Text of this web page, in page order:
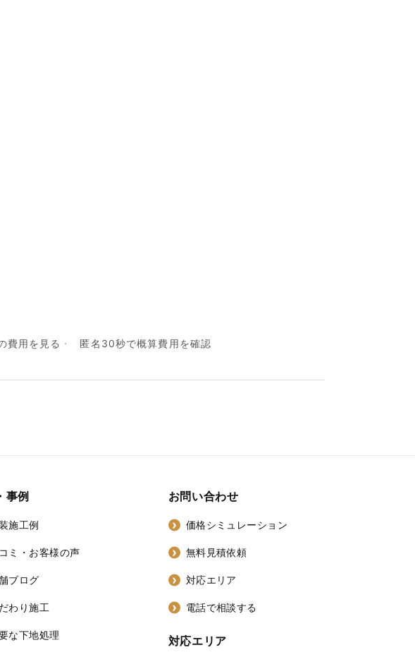
費用を見る
匿名30秒で概算費用を確認
事例
施工例
ミ・お客様の声
ブログ
わり施工
な下地処理
お問い合わせ
価格シミュレーション
無料見積依頼
対応エリア
電話で相談する
対応エリア